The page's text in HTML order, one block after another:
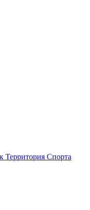
Территория Спорта